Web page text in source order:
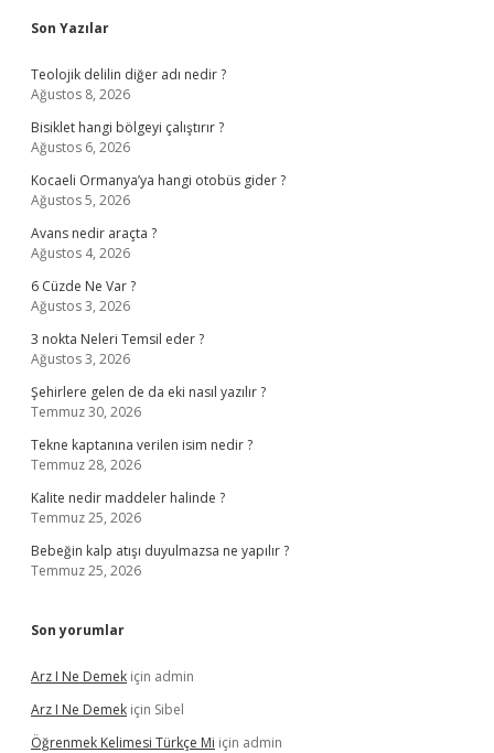
Sidebar
Son Yazılar
Teolojik delilin diğer adı nedir ?
Ağustos 8, 2026
Bisiklet hangi bölgeyi çalıştırır ?
Ağustos 6, 2026
Kocaeli Ormanya’ya hangi otobüs gider ?
Ağustos 5, 2026
Avans nedir araçta ?
Ağustos 4, 2026
6 Cüzde Ne Var ?
Ağustos 3, 2026
3 nokta Neleri Temsil eder ?
Ağustos 3, 2026
Şehirlere gelen de da eki nasıl yazılır ?
Temmuz 30, 2026
Tekne kaptanına verilen isim nedir ?
Temmuz 28, 2026
Kalite nedir maddeler halinde ?
Temmuz 25, 2026
Bebeğin kalp atışı duyulmazsa ne yapılır ?
Temmuz 25, 2026
Son yorumlar
Arz I Ne Demek için admin
Arz I Ne Demek için Sibel
Öğrenmek Kelimesi Türkçe Mi için admin